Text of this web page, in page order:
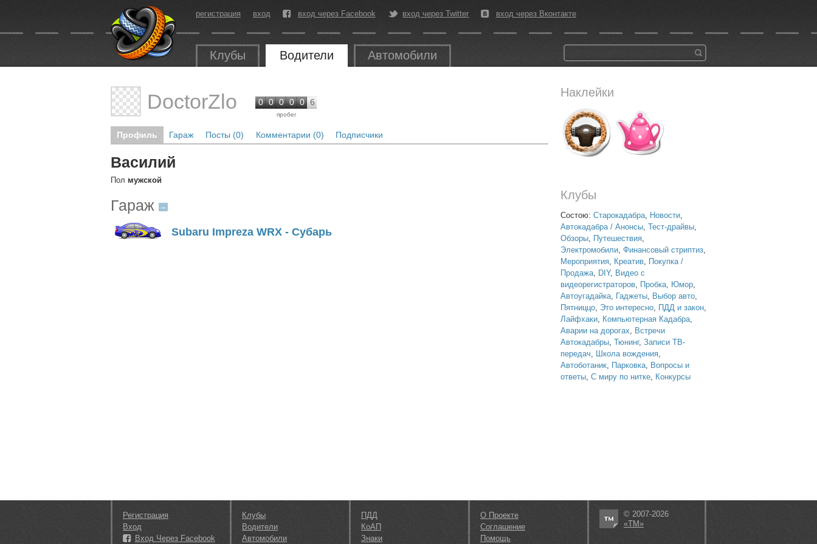
регистрация вход вход через Facebook вход через Twitter вход через Вконтакте
Клубы Водители Автомобили
Наклейки
Клубы
Состою: Старокадабра, Новости,
Автокадабра / Анонсы, Тест-драйвы,
Обзоры, Путешествия,
Электромобили, Финансовый стриптиз,
Мероприятия, Креатив, Покупка /
Продажа, DIY, Видео с
видеорегистраторов, Пробка, Юмор,
Автоугадайка, Гаджеты, Выбор авто,
Пятниццо, Это интересно, ПДД и закон,
Лайфхаки, Компьютерная Кадабра,
Аварии на дорогах, Встречи
Автокадабры, Тюнинг, Записи ТВ-
передач, Школа вождения,
Автоботаник, Парковка, Вопросы и
ответы, С миру по нитке, Конкурсы
DoctorZlo 0 0 0 0 0 6
пробег
Профиль Гараж Посты (0) Комментарии (0) Подписчики
Василий
Пол мужской
Гараж →
Subaru Impreza WRX - Субарь
Регистрация
Вход
Вход Через Facebook
Клубы
Водители
Автомобили
ПДД
КоАП
Знаки
О Проекте
Соглашение
Помощь
© 2007-2026
«ТМ»